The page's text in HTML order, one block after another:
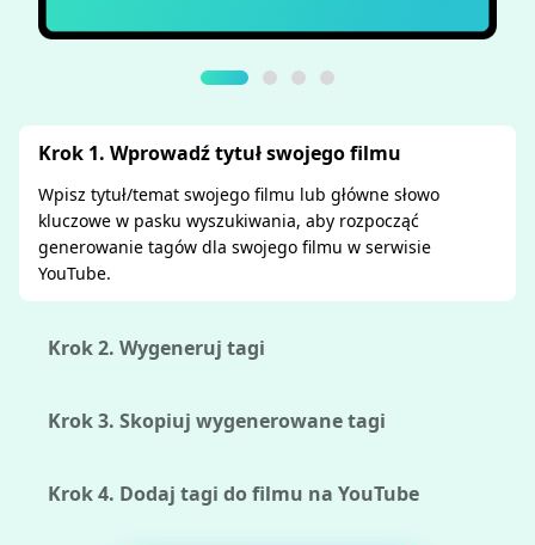
Krok 1. Wprowadź tytuł swojego filmu
Wpisz tytuł/temat swojego filmu lub główne słowo
kluczowe w pasku wyszukiwania, aby rozpocząć
generowanie tagów dla swojego filmu w serwisie
YouTube.
Krok 2. Wygeneruj tagi
Krok 3. Skopiuj wygenerowane tagi
Krok 4. Dodaj tagi do filmu na YouTube